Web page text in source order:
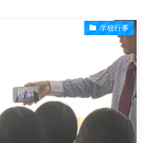
学校行事